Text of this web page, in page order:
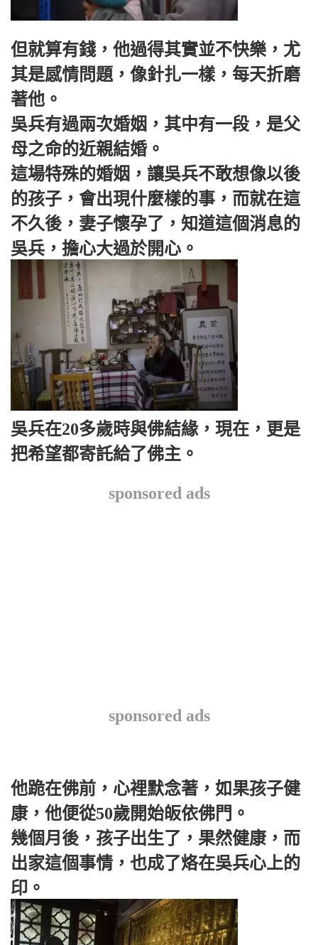
但就算有錢，他過得其實並不快樂，尤
其是感情問題，像針扎一樣，每天折磨
著他。
吳兵有過兩次婚姻，其中有一段，是父
母之命的近親結婚。
這場特殊的婚姻，讓吳兵不敢想像以後
的孩子，會出現什麼樣的事，而就在這
不久後，妻子懷孕了，知道這個消息的
吳兵，擔心大過於開心。
吳兵在20多歲時與佛結緣，現在，更是
把希望都寄託給了佛主。
sponsored ads
sponsored ads
他跪在佛前，心裡默念著，如果孩子健
康，他便從50歲開始皈依佛門。
幾個月後，孩子出生了，果然健康，而
出家這個事情，也成了烙在吳兵心上的
印。